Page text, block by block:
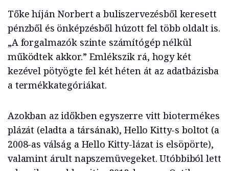
Tőke híján Norbert a buliszervezésből keresett
pénzből és önképzésből húzott fel több oldalt is.
„A forgalmazók szinte számítógép nélkül
működtek akkor.” Emlékszik rá, hogy két
kezével pötyögte fel két héten át az adatbázisba
a termékkategóriákat.
Azokban az időkben egyszerre vitt biotermékes
plázát (eladta a társának), Hello Kitty-s boltot (a
2008-as válság a Hello Kitty-lázat is elsöpörte),
valamint árult napszemüvegeket. Utóbbiból lett